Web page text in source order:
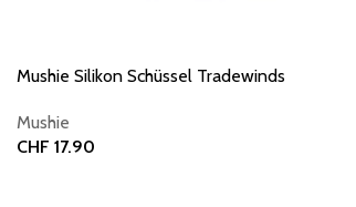
Mushie Silikon Schüssel Tradewinds
Mushie
CHF 17.90